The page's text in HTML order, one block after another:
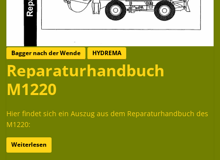
Bagger nach der Wende HYDREMA
Reparaturhandbuch
M1220
Hier findet sich ein Auszug aus dem Reparaturhandbuch des
M1220:
Weiterlesen